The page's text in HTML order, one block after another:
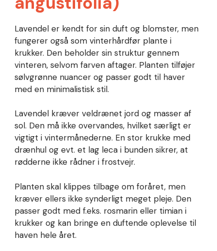
Lavendel er kendt for sin duft og blomster, men
fungerer også som vinterhårdfør plante i
krukker. Den beholder sin struktur gennem
vinteren, selvom farven aftager. Planten tilføjer
sølvgrønne nuancer og passer godt til haver
med en minimalistisk stil.
Lavendel kræver veldrænet jord og masser af
sol. Den må ikke overvandes, hvilket særligt er
vigtigt i vintermånederne. En stor krukke med
drænhul og evt. et lag leca i bunden sikrer, at
rødderne ikke rådner i frostvejr.
Planten skal klippes tilbage om foråret, men
kræver ellers ikke synderligt meget pleje. Den
passer godt med f.eks. rosmarin eller timian i
krukker og kan bringe en duftende oplevelse til
haven hele året.